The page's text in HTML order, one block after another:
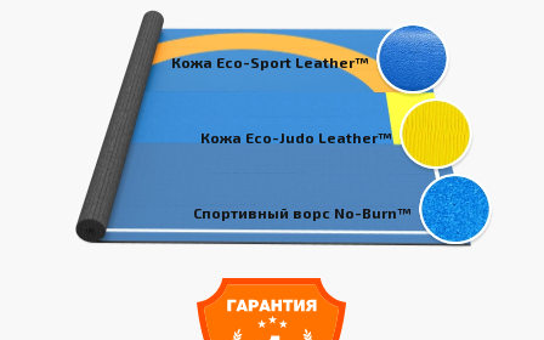
Кожа Eco-Sport Leather™
Кожа Eco-Judo Leather™
Спортивный ворс No-Burn™